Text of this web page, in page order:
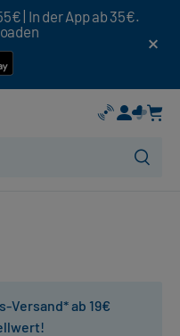
| In der App ab 35€.
Versand* ab 19€